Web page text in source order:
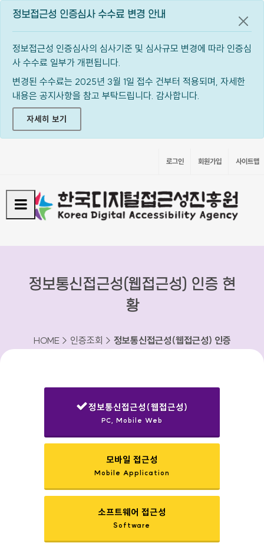
정보접근성 인증심사 수수료 변경 안내
정보접근성 인증심사의 심사기준 및 심사규모 변경에 따라 인증심
사 수수료 일부가 개편됩니다.
변경된 수수료는 2025년 3월 1일 접수 건부터 적용되며, 자세한
내용은 공지사항을 참고 부탁드립니다. 감사합니다.
자세히 보기
공지
로그인 회원가입 사이트맵
정보통신접근성(웹접근성) 인증 현
황
HOME > 인증조회 > 정보통신접근성(웹접근성) 인증
정보통신접근성(웹접근성)
PC, Mobile Web
모바일 접근성
Mobile Application
소프트웨어 접근성
Software